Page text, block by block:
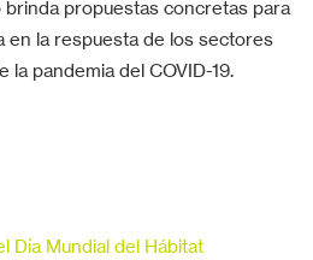
brinda propuestas concretas para
en la respuesta de los sectores
la pandemia del COVID-19.
Día Mundial del Hábitat